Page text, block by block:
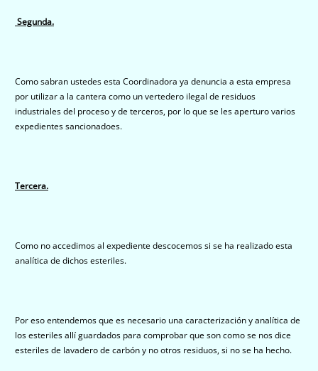
Segunda.
Como sabran ustedes esta Coordinadora ya denuncia a esta empresa
por utilizar a la cantera como un vertedero ilegal de residuos
industriales del proceso y de terceros, por lo que se les aperturo varios
expedientes sancionadoes.
Tercera.
Como no accedimos al expediente descocemos si se ha realizado esta
analítica de dichos esteriles.
Por eso entendemos que es necesario una caracterización y analítica de
los esteriles allí guardados para comprobar que son como se nos dice
esteriles de lavadero de carbón y no otros residuos, si no se ha hecho.